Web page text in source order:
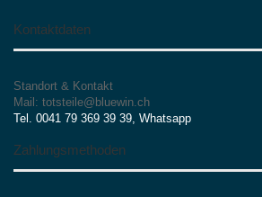
Kontaktdaten
Standort & Kontakt
Mail: totsteile@bluewin.ch
Tel. 0041 79 369 39 39, Whatsapp
Zahlungsmethoden